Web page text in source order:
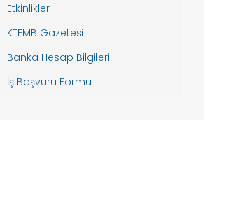
Etkinlikler
KTEMB Gazetesi
Banka Hesap Bilgileri
İş Başvuru Formu